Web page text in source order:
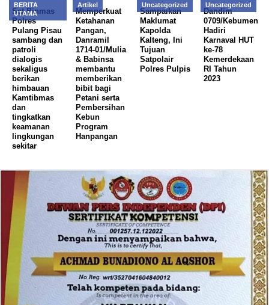
BERITA
UTAMA
Sat Binmas
Polres
Pulang Pisau
sambang dan
patroli
dialogis
sekaligus
berikan
himbauan
Kamtibmas
dan
tingkatkan
keamanan
lingkungan
sekitar
Artikel
Memperkuat
Ketahanan
Pangan,
Danramil
1714-01/Mulia
& Babinsa
membantu
memberikan
bibit bagi
Petani serta
Pembersihan
Kebun
Program
Hanpangan
Uncategorized
Sampaikan
Maklumat
Kapolda
Kalteng, Ini
Tujuan
Satpolair
Polres Pulpis
Uncategorized
Dandim
0709/Kebumen
Hadiri
Karnaval HUT
ke-78
Kemerdekaan
RI Tahun
2023